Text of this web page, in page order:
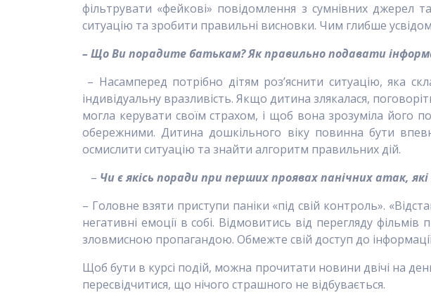
фільтрувати «фейкові» повідомлення з сумнівних
ситуацію та зробити правильні висновки. Чим глибше
–Що Ви порадите батькам? Як правильноподавати
– Насамперед потрібно дітям роз’яснити ситуацію, яка
індивідуальну вразливість. Якщо дитина злякалася,
могла керувати своїм страхом, і щоб вона зрозуміла його
обережними. Дитина дошкільного віку повинна бути
осмислити ситуацію та знайти алгоритм правильних дій.
– Чи є якісь поради при перших проявах панічних атак, які
– Головне взяти приступи паніки «під свій контроль».
негативні емоції в собі. Відмовитись від перегляду
зловмисною пропагандою. Обмежте свій доступ до
Щоб бути в курсі подій, можна прочитати новини двічі на
пересвідчитися, що нічого страшного не відбувається.